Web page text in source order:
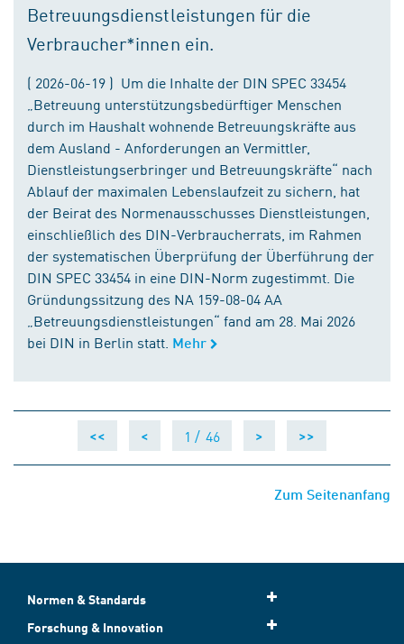
Betreuungsdienstleistungen für die
Verbraucher*innen ein.
( 2026-06-19 ) Um die Inhalte der DIN SPEC 33454
„Betreuung unterstützungsbedürftiger Menschen
durch im Haushalt wohnende Betreuungskräfte aus
dem Ausland - Anforderungen an Vermittler,
Dienstleistungserbringer und Betreuungskräfte“ nach
Ablauf der maximalen Lebenslaufzeit zu sichern, hat
der Beirat des Normenausschusses Dienstleistungen,
einschließlich des DIN-Verbraucherrats, im Rahmen
der systematischen Überprüfung der Überführung der
DIN SPEC 33454 in eine DIN-Norm zugestimmt. Die
Gründungssitzung des NA 159-08-04 AA
„Betreuungsdienstleistungen“ fand am 28. Mai 2026
bei DIN in Berlin statt. Mehr
<< < 1 / 46 > >>
Zum Seitenanfang
Normen & Standards
Forschung & Innovation